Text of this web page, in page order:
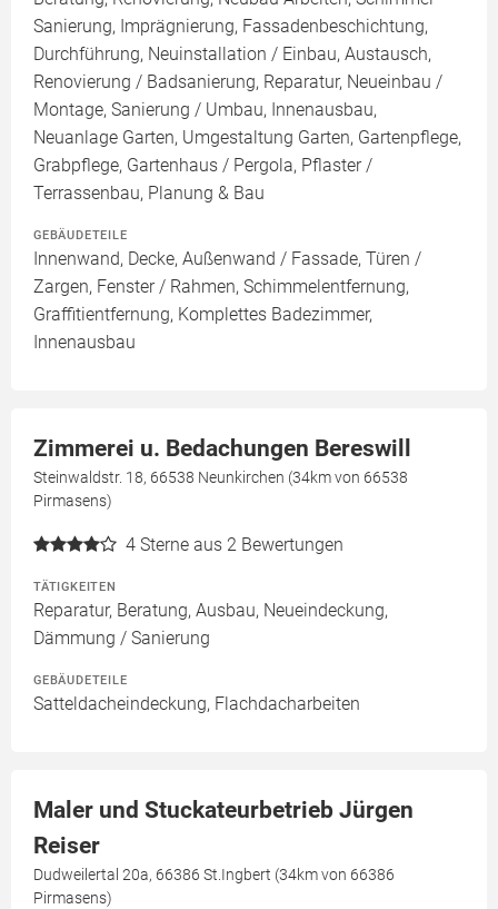
Sanierung, Imprägnierung, Fassadenbeschichtung,
Durchführung, Neuinstallation / Einbau, Austausch,
Renovierung / Badsanierung, Reparatur, Neueinbau /
Montage, Sanierung / Umbau, Innenausbau,
Neuanlage Garten, Umgestaltung Garten, Gartenpflege,
Grabpflege, Gartenhaus / Pergola, Pflaster /
Terrassenbau, Planung & Bau
GEBÄUDETEILE
Innenwand, Decke, Außenwand / Fassade, Türen /
Zargen, Fenster / Rahmen, Schimmelentfernung,
Graffitientfernung, Komplettes Badezimmer,
Innenausbau
Zimmerei u. Bedachungen Bereswill
Steinwaldstr. 18, 66538 Neunkirchen (34km von 66538
Pirmasens)
4 Sterne aus 2 Bewertungen
TÄTIGKEITEN
Reparatur, Beratung, Ausbau, Neueindeckung,
Dämmung / Sanierung
GEBÄUDETEILE
Satteldacheindeckung, Flachdacharbeiten
Maler und Stuckateurbetrieb Jürgen
Reiser
Dudweilertal 20a, 66386 St.Ingbert (34km von 66386
Pirmasens)